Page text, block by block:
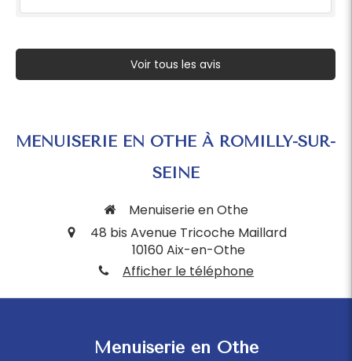
Voir tous les avis
MENUISERIE EN OTHE À ROMILLY-SUR-
SEINE
Menuiserie en Othe
48 bis Avenue Tricoche Maillard
10160Aix-en-Othe
Afficher le téléphone
Menuiserie en Othe